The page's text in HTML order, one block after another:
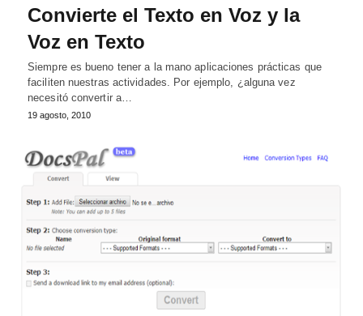
Convierte el Texto en Voz y la
Voz en Texto
Siempre es bueno tener a la mano aplicaciones prácticas que
faciliten nuestras actividades. Por ejemplo, ¿alguna vez
necesitó convertir a…
19 agosto, 2010